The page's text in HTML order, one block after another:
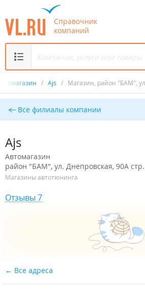
Справочник
компаний
/ Ajs / Магазин, район "БАМ",
Все филиалы компании
Ajs
Автомагазин
район "БАМ", ул. Днепровская, 90А
Магазины автотюнинга
Отзывы 7
Все адреса